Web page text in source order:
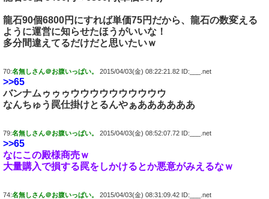
龍石90個6800円にすれば単価75円だから、龍石の数変える
ように運営に知らせたほうがいいな！
多分間違えてるだけだと思いたいｗ
70:名無しさん＠お腹いっぱい。 2015/04/03(金) 08:22:21.82 ID:___.net
>>65
バンナムゥゥゥウウウウウウウウウウ
なんちゅう罠仕掛けとるんやぁああああああ
79:名無しさん＠お腹いっぱい。 2015/04/03(金) 08:52:07.72 ID:___.net
>>65
なにこの殿様商売ｗ
大量購入で損する罠をしかけるとか悪意がみえるなｗ
74:名無しさん＠お腹いっぱい。 2015/04/03(金) 08:31:09.42 ID:___.net